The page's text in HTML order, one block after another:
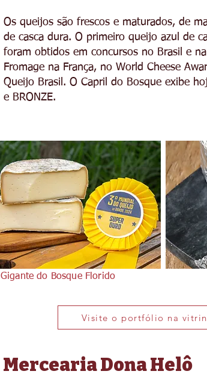
Os queijos são frescos e maturados, de
de casca dura. O primeiro queijo azul de
foram obtidos em concursos no Brasil e
Fromage na França, no World Cheese
Queijo Brasil. O Capril do Bosque exibe
e BRONZE.
Gigante do Bosque Florido
Visite o portfólio na
Mercearia Dona Helô